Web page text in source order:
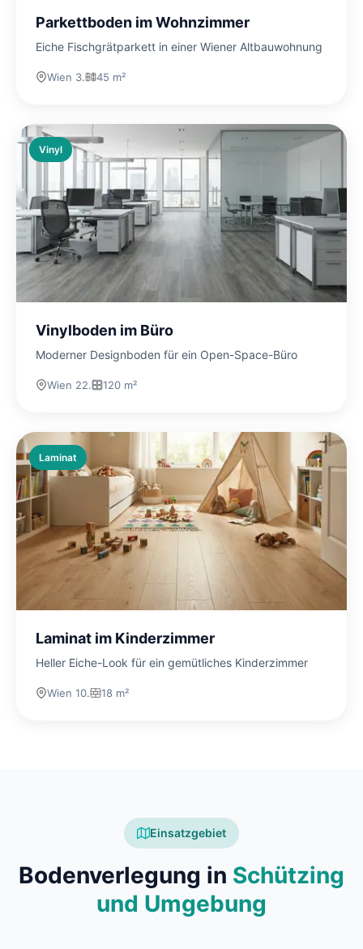
Parkettboden im Wohnzimmer
Eiche Fischgrätparkett in einer Wiener Altbauwohnung
Wien 3. 45 m²
Vinyl
Vinylboden im Büro
Moderner Designboden für ein Open-Space-Büro
Wien 22. 120 m²
Laminat
Laminat im Kinderzimmer
Heller Eiche-Look für ein gemütliches Kinderzimmer
Wien 10. 18 m²
Einsatzgebiet
Bodenverlegung in Schützing
und Umgebung